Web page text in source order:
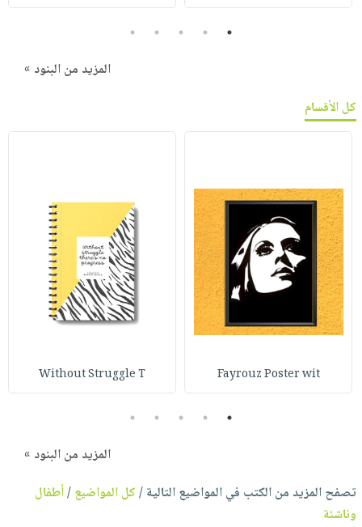
1
2
3
4
5
المزيد من البنود »
كل الأقسام
Fayrouz Poster wit
Without Struggle T
1
2
3
4
5
المزيد من البنود »
تصفح المزيد من الكتب في المواضيع التالية /كل المواضيع/أطفال
وناشئة